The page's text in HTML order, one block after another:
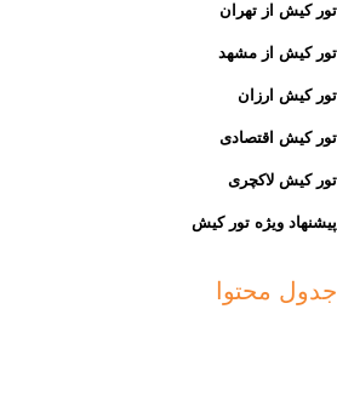
تور کیش از تهران
تور کیش از مشهد
تور کیش ارزان
تور کیش اقتصادی
تور کیش لاکچری
پیشنهاد ویژه تور کیش
جدول محتوا